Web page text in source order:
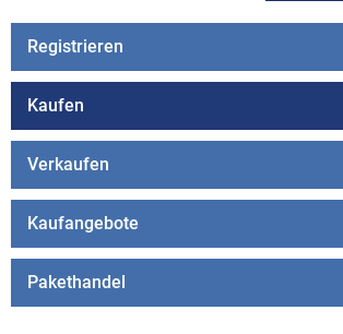
Registrieren
Kaufen
Verkaufen
Kaufangebote
Pakethandel